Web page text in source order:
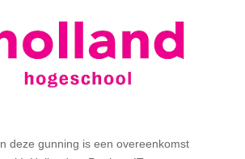
deze gunning is een overeenkomst